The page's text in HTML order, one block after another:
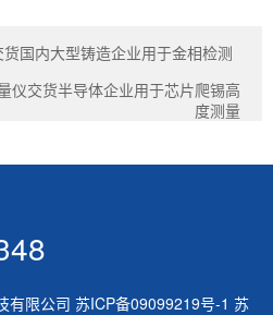
国内大型铸造企业用于金相检测
仪交货半导体企业用于芯片爬锡高
度测量
有限公司 苏ICP备09099219号-1 苏